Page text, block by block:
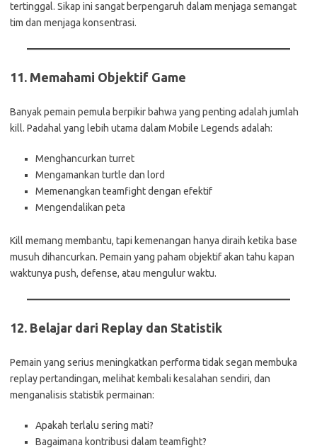
tertinggal. Sikap ini sangat berpengaruh dalam menjaga semangat
tim dan menjaga konsentrasi.
11. Memahami Objektif Game
Banyak pemain pemula berpikir bahwa yang penting adalah jumlah
kill. Padahal yang lebih utama dalam Mobile Legends adalah:
Menghancurkan turret
Mengamankan turtle dan lord
Memenangkan teamfight dengan efektif
Mengendalikan peta
Kill memang membantu, tapi kemenangan hanya diraih ketika base
musuh dihancurkan. Pemain yang paham objektif akan tahu kapan
waktunya push, defense, atau mengulur waktu.
12. Belajar dari Replay dan Statistik
Pemain yang serius meningkatkan performa tidak segan membuka
replay pertandingan, melihat kembali kesalahan sendiri, dan
menganalisis statistik permainan:
Apakah terlalu sering mati?
Bagaimana kontribusi dalam teamfight?